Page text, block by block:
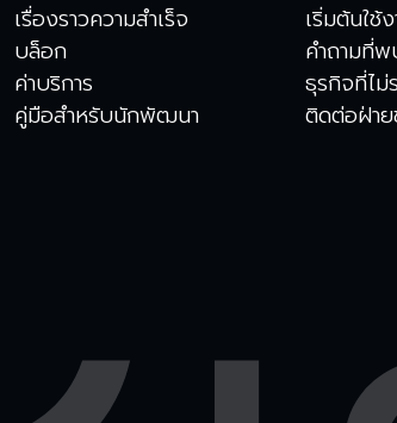
เรื่องราวความสำเร็จ
บล็อก
ค่าบริการ
คู่มือสำหรับนักพัฒนา
เริ่มต้นใช้
คำถามที่
ธุรกิจที่ไม่
ติดต่อฝ่าย